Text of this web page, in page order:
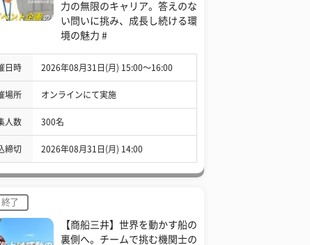
力の無限のキャリア。答えのな
い問いに挑み、成長し続ける環
境の魅力 #
日時 2026年08月31日(月) 15:00〜16:00
場所 オンラインにて実施
人数 300名
締切 2026年08月31日(月) 14:00
終了
【商船三井】世界を動かす船の
裏側へ。チームで挑む機関士の